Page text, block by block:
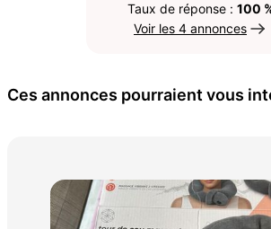
Taux de réponse : 100
Voir les 4 annonces
Ces annonces pourraient vous